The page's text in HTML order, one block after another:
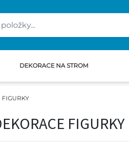
DEKORACE NA STROM
FIGURKY
FIGURKY